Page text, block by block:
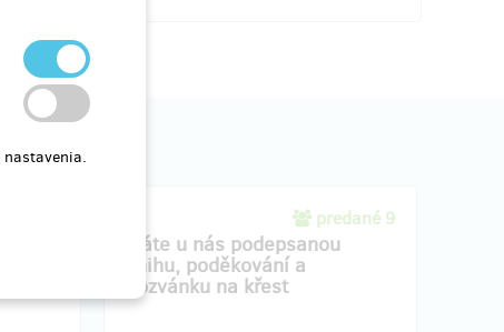
nastavenia.
predané 9
Máte u nás podepsanou
knihu, poděkování a
pozvánku na křest